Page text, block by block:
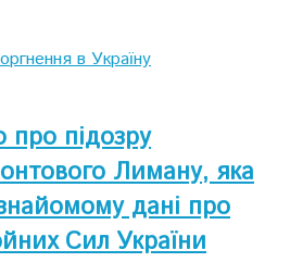
в Україну
про підозру
Лиману, яка
дані про
Сил України